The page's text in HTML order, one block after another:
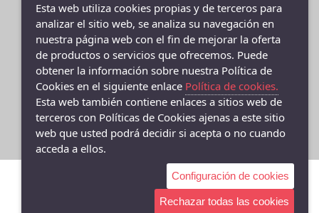
25-26
26
27
27-35
27.5
28
28-29
SKECHERS
VANS
VICTORIA
- (CEE ) AVDA.LINO RODRIGUEZ MADERO 9, Cee - 15270 (A
981706131
- (FISTERRA) C/ FEDERICO AVILA 7 BAJO (FINISTERRE), Fisterra
- 15155 (A Coruña)
981 74 0671
Esta web utiliza cookies propias y de terceros para
analizar el sitio web, se analiza su navegación en
nuestra página web con el fin de mejorar la oferta
de productos o servicios que ofrecemos. Puede
obtener la información sobre nuestra Política de
Cookies en el siguiente enlace Política de cookies.
Esta web también contiene enlaces a sitios web de
terceros con Políticas de Cookies ajenas a este sitio
web que usted podrá decidir si acepta o no cuando
acceda a ellos.
Configuración de cookies
Rechazar todas las cookies